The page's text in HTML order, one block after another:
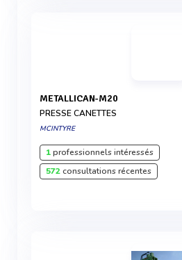
METALLICAN-M20
PRESSE CANETTES
MCINTYRE
1professionnels intéressés
572consultations récentes